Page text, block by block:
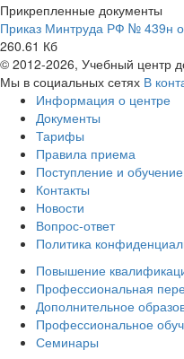
Прикрепленные документы
Приказ Минтруда РФ № 439н
260.61 Кб
© 2012-2026, Учебный центр
Мы в социальных сетях В
Информация о центре
Документы
Тарифы
Правила приема
Поступление и обучение
Контакты
Новости
Вопрос-ответ
Политика
Повышение
Профессиональная
Дополнительное
Профессиональное
Семинары